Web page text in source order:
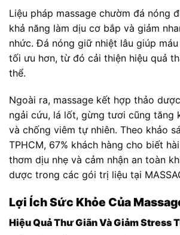
Liệu pháp massage chườm đá nóng
khả năng làm dịu cơ bắp và giảm
nhức. Đá nóng giữ nhiệt lâu giúp
tối ưu hơn, từ đó cải thiện hiệu quả
thể.
Ngoài ra, massage kết hợp thảo
ngải cứu, lá lốt, gừng tươi cũng tăng
và chống viêm tự nhiên. Theo khảo
TPHCM, 67% khách hàng cho biết
thơm dịu nhẹ và cảm nhận an toàn
dược trong các gói trị liệu tại
Lợi Ích Sức Khỏe Của
Hiệu Quả Thư Giãn Và Giảm Stress